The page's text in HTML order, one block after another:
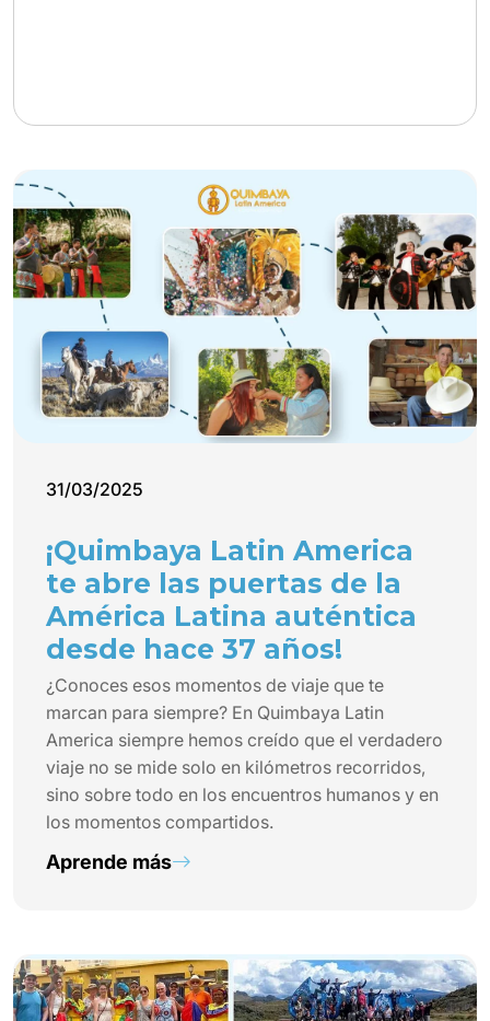
31/03/2025
¡Quimbaya Latin America
te abre las puertas de la
América Latina auténtica
desde hace 37 años!
¿Conoces esos momentos de viaje que te
marcan para siempre? En Quimbaya Latin
America siempre hemos creído que el verdadero
viaje no se mide solo en kilómetros recorridos,
sino sobre todo en los encuentros humanos y en
los momentos compartidos.
Aprende más